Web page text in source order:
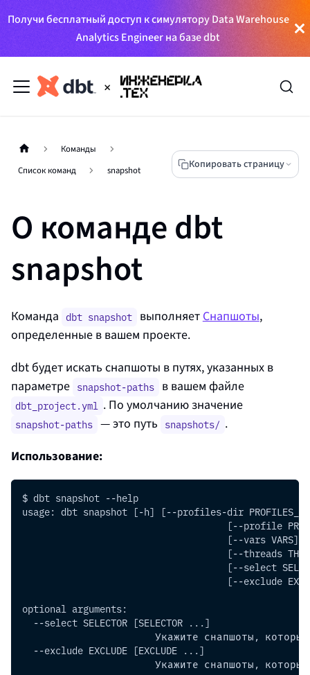
Получи бесплатный доступ к симулятору Data Warehouse
Analytics Engineer на базе dbt
Команды
Список команд
snapshot Копировать страницу
О команде dbt
snapshot
Команда dbt snapshot выполняет Снапшоты,
определенные в вашем проекте.
dbt будет искать снапшоты в путях, указанных в
параметре snapshot-paths в вашем файле
dbt_project.yml . По умолчанию значение
snapshot-paths — это путь snapshots/ .
Использование:
$ dbt snapshot --help
usage: dbt snapshot [-h] [--profiles-dir
[--profile
[--vars VARS]
[--threads
[--select
[--exclude
optional arguments:
  --select SELECTOR [SELECTOR ...]
Укажите снапшоты,
  --exclude EXCLUDE [EXCLUDE ...]
Укажите снапшоты,